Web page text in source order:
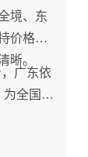
境、东
价格稳
晰。
广东依
为全国价